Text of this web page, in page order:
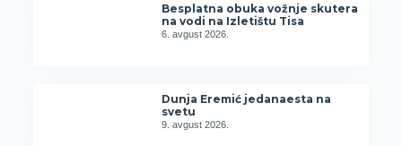
Besplatna obuka vožnje skutera
na vodi na Izletištu Tisa
6. avgust 2026.
Dunja Eremić jedanaesta na
svetu
9. avgust 2026.